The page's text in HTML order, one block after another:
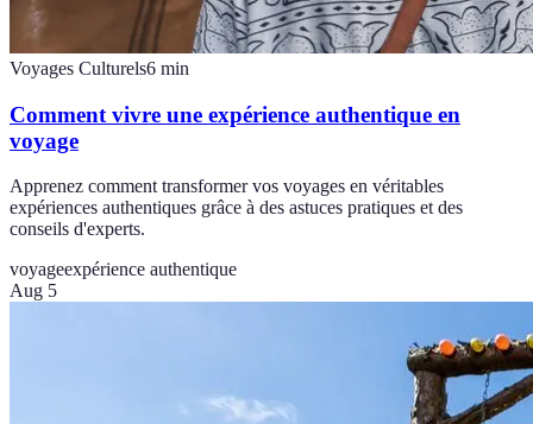
Voyages Culturels6 min
Comment vivre une expérience authentique en
voyage
Apprenez comment transformer vos voyages en véritables
expériences authentiques grâce à des astuces pratiques et des
conseils d'experts.
voyageexpérience authentique
Aug 5